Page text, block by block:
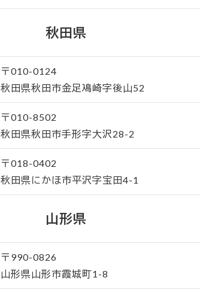
秋田県
〒010-0124
秋田県秋田市金足鳰崎字後山52
〒010-8502
秋田県秋田市手形字大沢28-2
〒018-0402
秋田県にかほ市平沢字宝田4-1
山形県
〒990-0826
山形県山形市霞城町1-8